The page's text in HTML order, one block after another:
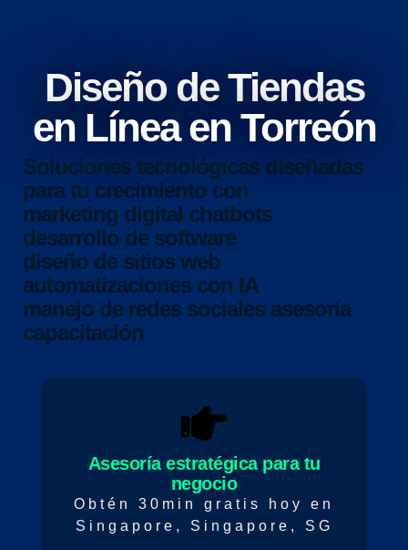
Diseño de Tiendas
en Línea en Torreón
Soluciones tecnológicas diseñadas
para tu crecimiento con
marketing digital chatbots
desarrollo de software
diseño de sitios web
automatizaciones con IA
manejo de redes sociales asesoría
capacitación
Asesoría estratégica para tu
negocio
Obtén 30min gratis hoy en
Singapore, Singapore, SG